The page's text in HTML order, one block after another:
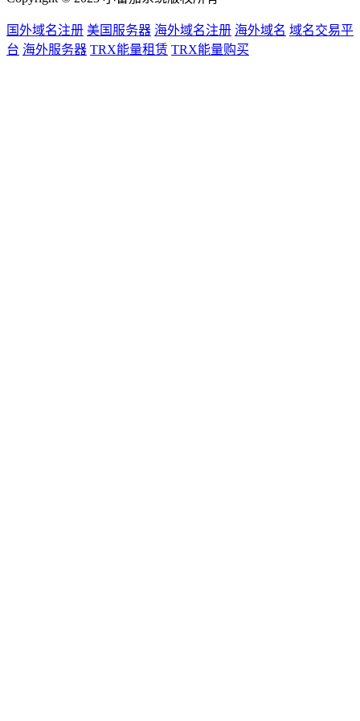
国外域名注册 美国服务器 海外域名注册 海外域名 域名交易平
台 海外服务器 TRX能量租赁 TRX能量购买